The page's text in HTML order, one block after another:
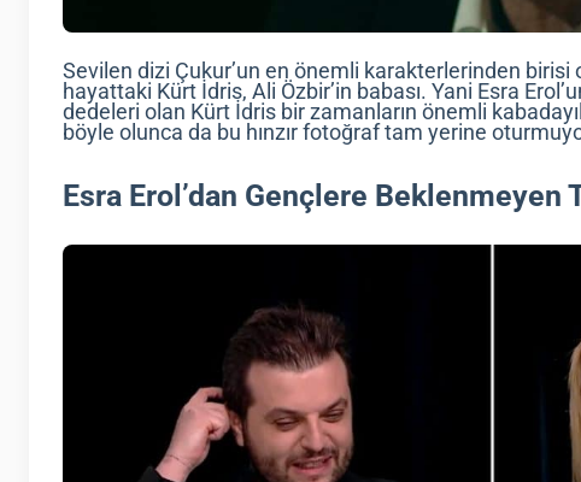
Sevilen dizi Çukur’un en önemli karakterlerinden birisi
hayattaki Kürt İdris, Ali Özbir’in babası. Yani Esra
dedeleri olan Kürt İdris bir zamanların önemli
böyle olunca da bu hınzır fotoğraf tam yerine
Esra Erol’dan Gençlere Beklenmeyen